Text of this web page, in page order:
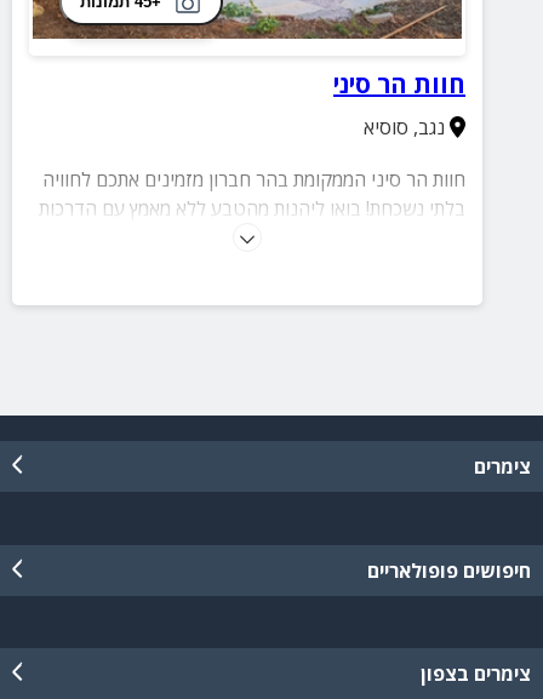
חוות הר סיני
נגב, סוסיא
חוות הר סיני הממקומת בהר חברון מזמינים אתכם לחוויה
בלתי נשכחת! בואו ליהנות מהטבע ללא מאמץ עם הדרכות
צימרים
חיפושים פופולאריים
צימרים בצפון